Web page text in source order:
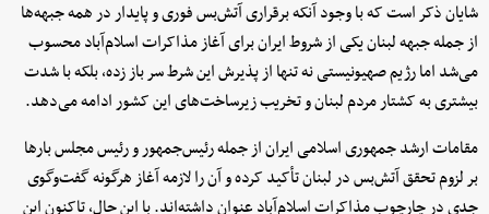
شایان ذکر است که با وجود آنکه برقراری آتش‌بس فوری و پایدار در همه جبهه‌ها
از جمله جبهه لبنان یکی از شروط ایران برای آغاز مذاکرات اسلام‌آباد محسوب
می‌شد اما رژیم صهیونیستی نه تنها از پذیرش این شرط سر باز زده، بلکه با شدت
بیشتری به کشتار مردم لبنان و تخریب زیرساخت‌های این کشور ادامه می‌دهد.
مقامات ارشد جمهوری اسلامی ایران از جمله رئیس‌جمهور و رئیس مجلس بارها
بر لزوم تحقق آتش‌بس در لبنان تأکید کرده و آن را لازمه آغاز هرگونه گفت‌وگوی
جدی در چارچوب مذاکرات اسلام‌آباد عنوان داشته‌اند. با این حال، تاکنون این